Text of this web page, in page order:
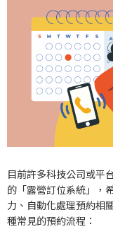
目前許多科技公司或平
的「露營訂位系統」，
力、自動化處理預約相
種常見的預約流程：